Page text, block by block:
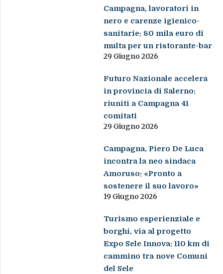
Campagna, lavoratori in
nero e carenze igienico-
sanitarie: 80 mila euro di
multa per un ristorante-bar
29 Giugno 2026
Futuro Nazionale accelera
in provincia di Salerno:
riuniti a Campagna 41
comitati
29 Giugno 2026
Campagna, Piero De Luca
incontra la neo sindaca
Amoruso: «Pronto a
sostenere il suo lavoro»
19 Giugno 2026
Turismo esperienziale e
borghi, via al progetto
Expo Sele Innova: 110 km di
cammino tra nove Comuni
del Sele